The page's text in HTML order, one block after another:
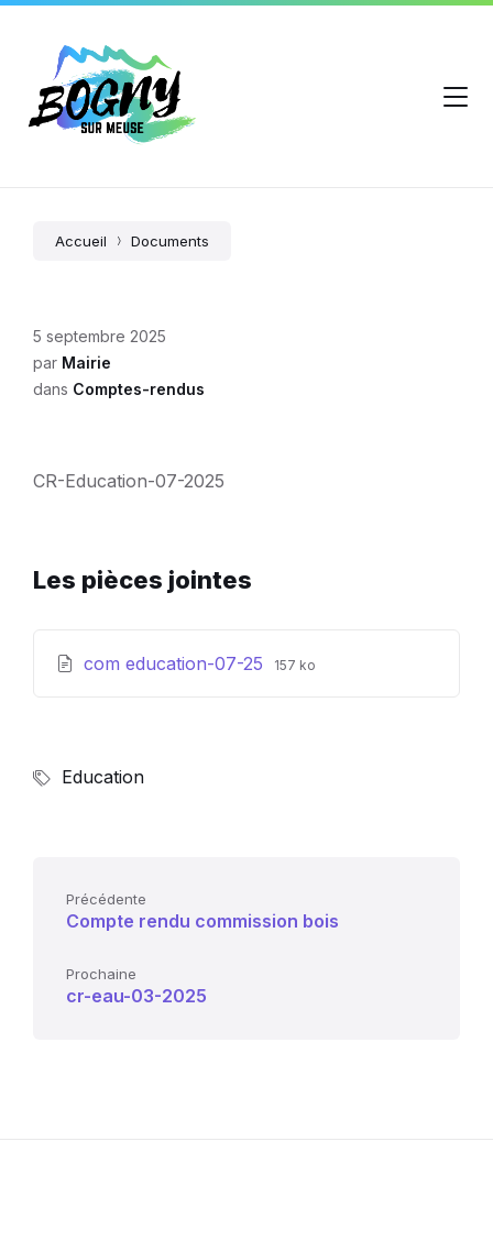
Accueil Documents
5 septembre 2025
par Mairie
dans Comptes-rendus
CR-Education-07-2025
Les pièces jointes
com education-07-25 Extension
Taille
157 ko
Education
Précédente
Compte rendu commission bois
Prochaine
cr-eau-03-2025